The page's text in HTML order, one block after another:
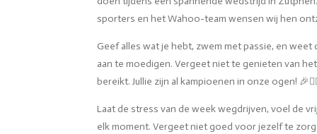
sporters en het Wahoo-team wensen wij hen
Geef alles wat je hebt, zwem met passie, en weet
aan te moedigen. Vergeet niet te genieten van
bereikt. Jullie zijn al kampioenen in onze ogen!
Laat de stress van de week wegdrijven, voel de
elk moment. Vergeet niet goed voor jezelf te